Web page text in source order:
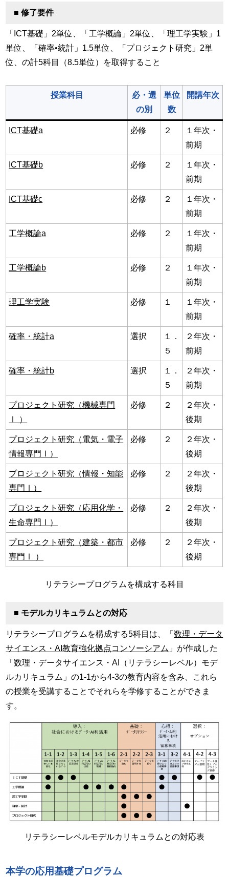
■ 修了要件
「ICT基礎」2単位、「工学概論」2単位、「理工学実験」1
単位、「確率•統計」1.5単位、「プロジェクト研究」2単
位、の計5科目（8.5単位）を取得すること
授業科目
必・選
の別
単位
数
開講年次
ICT基礎a 必修 ２
１年次・
前期
ICT基礎b 必修 ２
１年次・
前期
ICT基礎c 必修 ２
１年次・
前期
工学概論a 必修 ２
１年次・
前期
工学概論b 必修 ２
１年次・
前期
理工学実験 必修 １
１年次・
前期
確率・統計a 選択
１．
５
２年次・
前期
確率・統計b 選択
１．
５
２年次・
前期
プロジェクト研究（機械専門
Ⅰ ）
必修 ２
２年次・
後期
プロジェクト研究（電気・電子
情報専門Ⅰ）
必修 ２
２年次・
後期
プロジェクト研究（情報・知能
専門Ⅰ）
必修 ２
２年次・
後期
プロジェクト研究（応用化学・
生命専門Ⅰ）
必修 ２
２年次・
後期
プロジェクト研究（建築・都市
専門Ⅰ ）
必修 ２
２年次・
後期
リテラシープログラムを構成する科目
■ モデルカリキュラムとの対応
リテラシープログラムを構成する5科目は、「数理・データ
サイエンス・AI教育強化拠点コンソーシアム 」が作成した
「数理・データサイエンス・AI（リテラシーレベル）モデ
ルカリキュラム」の1-1から4-3の教育内容を含み、これら
の授業を受講することでそれらを学修することができま
す。
リテラシーレベルモデルカリキュラムとの対応表
本学の応用基礎プログラム